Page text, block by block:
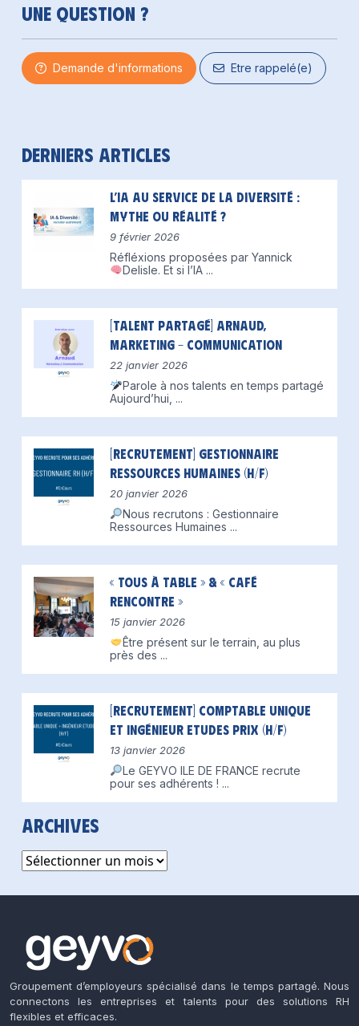
Une question ?
Demande d'informations Etre rappelé(e)
Derniers articles
L’IA au service de la diversité :
mythe ou réalité ?
9 février 2026
Réfléxions proposées par Yannick
Delisle. Et si l’IA ...
[Talent partagé] Arnaud,
Marketing – Communication
22 janvier 2026
Parole à nos talents en temps partagé
Aujourd’hui, ...
[Recrutement] Gestionnaire
Ressources Humaines (H/F)
20 janvier 2026
Nous recrutons : Gestionnaire
Ressources Humaines ...
« Tous à table » & « Café
Rencontre »
15 janvier 2026
Être présent sur le terrain, au plus
près des ...
[Recrutement] Comptable unique
et Ingénieur Etudes Prix (H/F)
13 janvier 2026
Le GEYVO ILE DE FRANCE recrute
pour ses adhérents ! ...
Archives
Archives
Groupement d’employeurs spécialisé dans le temps partagé. Nous
connectons les entreprises et talents pour des solutions RH
flexibles et efficaces.